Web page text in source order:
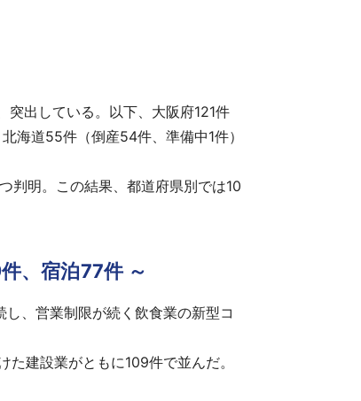
出している。以下、大阪府121件
海道55件（倒産54件、準備中1件）
判明。この結果、都道府県別では10
、宿泊77件 ～
、営業制限が続く飲食業の新型コ
建設業がともに109件で並んだ。